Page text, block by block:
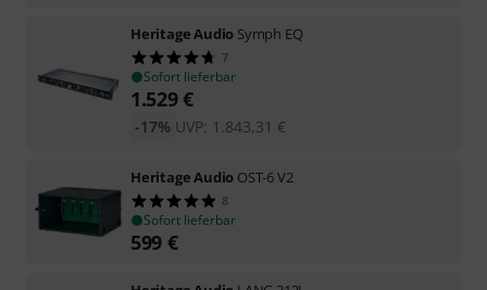
Heritage Audio Symph EQ
7
Sofort lieferbar
1.529€
UVP: 1.843,31 €
-17%
Heritage Audio OST-6 V2
8
Sofort lieferbar
599 €